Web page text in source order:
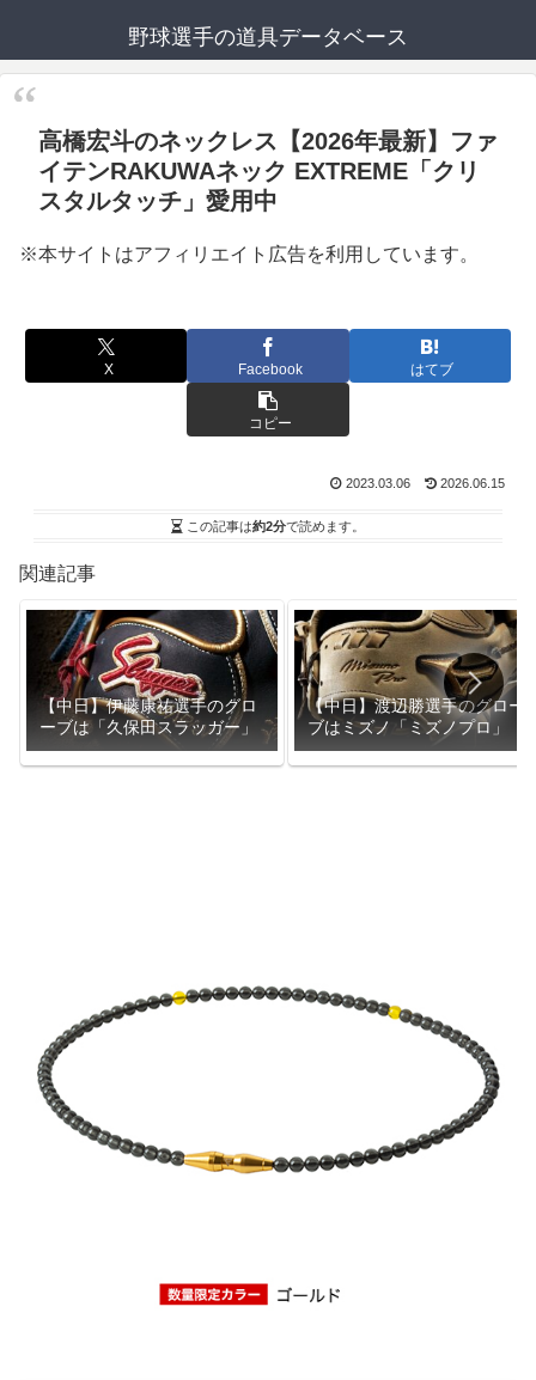
野球選手の道具データベース
高橋宏斗のネックレス【2026年最新】ファ
イテンRAKUWAネック EXTREME「クリ
スタルタッチ」愛用中
※本サイトはアフィリエイト広告を利用しています。
X Facebook はてブ
コピー
2023.03.06 2026.06.15
この記事は約2分で読めます。
関連記事
【中日】伊藤康祐選手のグロ
ーブは「久保田スラッガー」
【中日】渡辺勝選手のグロー
ブはミズノ「ミズノプロ」